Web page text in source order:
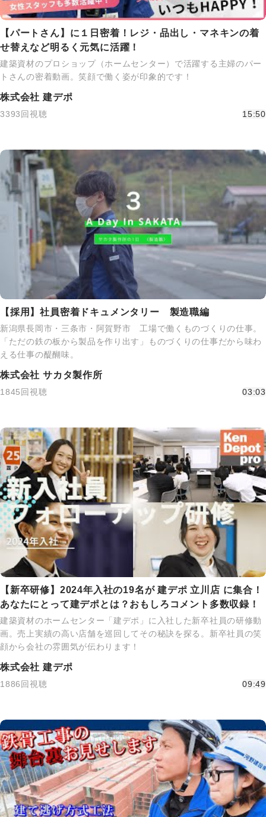
【パートさん】に１日密着！レジ・品出し・マネキンの着
せ替えなど明るく元気に活躍！
建築資材のプロショップ（ホームセンター）で活躍する主婦のパー
トさんの密着動画。笑顔で働く姿が印象的です！
株式会社 建デポ
3393回視聴 15:50
【採用】社員密着ドキュメンタリー 製造職編
新潟県長岡市・三条市・阿賀野市 工場で働くものづくりの仕事。
「ただの鉄の板から製品を作り出す」ものづくりの仕事だから味わ
える仕事の醍醐味。
株式会社 サカタ製作所
1845回視聴 03:03
【新卒研修】2024年入社の19名が 建デポ 立川店 に集合！
あなたにとって建デポとは？おもしろコメント多数収録！
建築資材のホームセンター「建デポ」に入社した新卒社員の研修動
画。売上実績の高い店舗を巡回してその秘訣を探る。新卒社員の笑
顔から会社の雰囲気が伝わります！
株式会社 建デポ
1886回視聴 09:49